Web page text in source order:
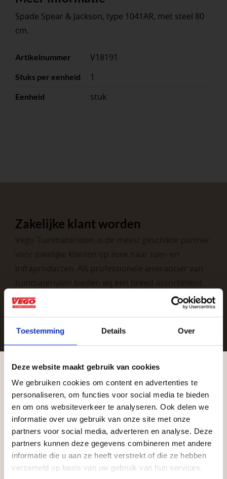
Toestemming Details Over
Deze website maakt gebruik van cookies
We gebruiken cookies om content en advertenties te
personaliseren, om functies voor social media te bieden
en om ons websiteverkeer te analyseren. Ook delen we
informatie over uw gebruik van onze site met onze
partners voor social media, adverteren en analyse. Deze
partners kunnen deze gegevens combineren met andere
informatie die u aan ze heeft verstrekt of die ze hebben
verzameld op basis van uw gebruik van hun services.
Spade Spear & Jackson, type 1041AR, met steel 80
cm.
Artikelnummer V18191
Stuks per eenheid 1
Eenheid stuk
Zakelijke klant worden
Vego Tuinmaterialen is de meest geschikte partner
voor zakelijke klanten op zoek naar tuin- en
infraproducten. Als professionele leverancier van
tuinmaterialen bieden wij een breed assortiment
aan producten van topkwaliteit. Lees meer over de
zakelijke mogelijkheden
Vrijblijvend advies?
Geen probleem, wij hebben alles voor uw
tuin en onze medewerkers adviseren je
Aangepaste openingstijden tijdens de
vakantieperiode
Waardenburg en Vego Dordrecht hanteren tijdens
de vakantieperiode aangepaste openingstijden op
zaterdag. Bekijk de vestigingspagina voor de
actuele openingstijden.